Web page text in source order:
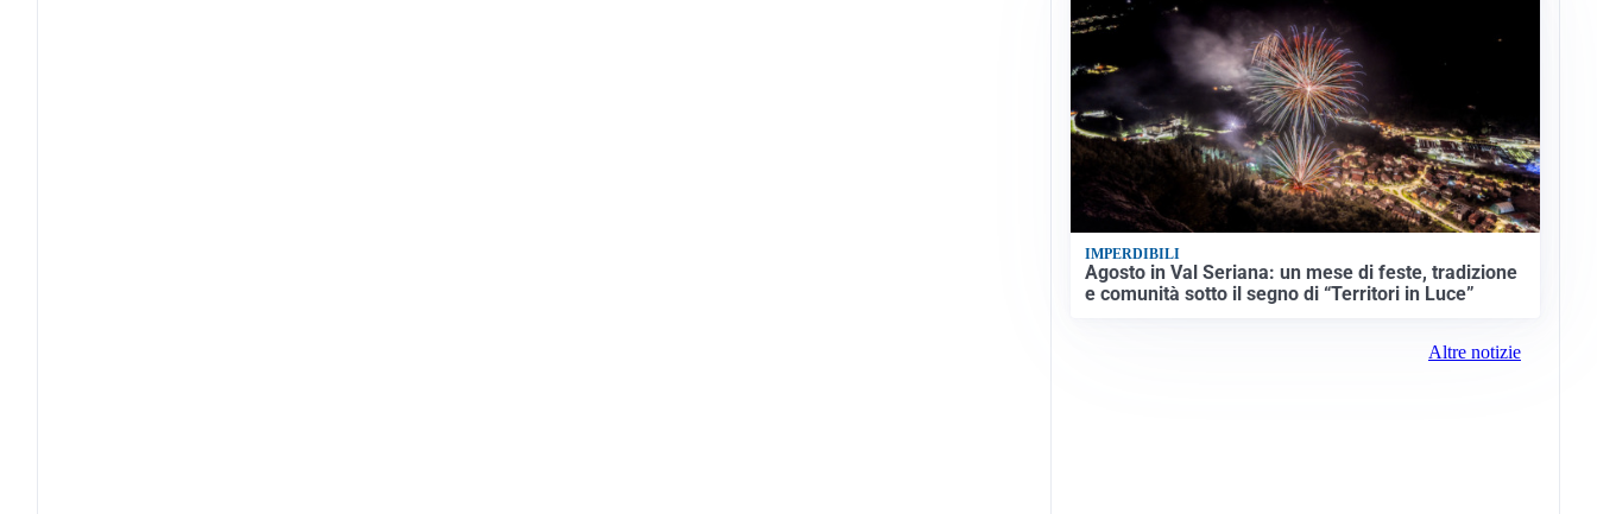
IMPERDIBILI
Agosto in Val Seriana: un mese di feste, tradizione
e comunità sotto il segno di “Territori in Luce”
Altre notizie